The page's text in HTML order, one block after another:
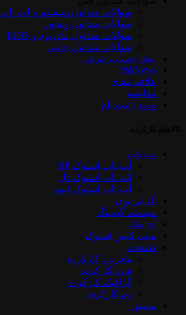
سوالات متداول سیستم و لپ تاپ
سوالات متداول ویندوز
سوالات متداول مادربرد و BIOS
سوالات متداول جانبی
ایجاد حساب عرفی
PskNews
علاقه مندی
مقایسه
ورود / ثبت نام
لپ تاپ
لپ تاپ استوک HP
لپ تاپ استوک دل
لپ تاپ استوک لنوو
آل این وان
سیستم گیمینگ
آی مک
مینی کیس استوک
قطعات
مادربرد کارکرده
هارد کارکرده
گرافیک کارکرده
رم کارکرده
مانیتور